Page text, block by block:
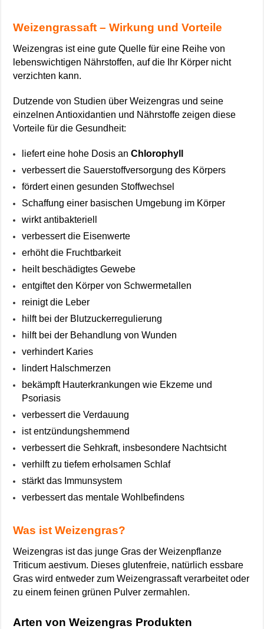
Weizengrassaft – Wirkung und Vorteile
Weizengras ist eine gute Quelle für eine Reihe von
lebenswichtigen Nährstoffen, auf die Ihr Körper nicht
verzichten kann.
Dutzende von Studien über Weizengras und seine
einzelnen Antioxidantien und Nährstoffe zeigen diese
Vorteile für die Gesundheit:
liefert eine hohe Dosis anChlorophyll
verbessert die Sauerstoffversorgung des Körpers
fördert einen gesunden Stoffwechsel
Schaffung einer basischen Umgebung im Körper
wirkt antibakteriell
verbessert die Eisenwerte
erhöht die Fruchtbarkeit
heilt beschädigtes Gewebe
entgiftet den Körper von Schwermetallen
reinigt die Leber
hilft bei der Blutzuckerregulierung
hilft bei der Behandlung von Wunden
verhindert Karies
lindert Halschmerzen
bekämpft Hauterkrankungen wie Ekzeme und
Psoriasis
verbessert die Verdauung
ist entzündungshemmend
verbessert die Sehkraft, insbesondere Nachtsicht
verhilft zu tiefem erholsamen Schlaf
stärkt das Immunsystem
verbessert das mentale Wohlbefindens
Was ist Weizengras?
Weizengras ist das junge Gras der Weizenpflanze
Triticum aestivum. Dieses glutenfreie, natürlich essbare
Gras wird entweder zum Weizengrassaft verarbeitet oder
zu einem feinen grünen Pulver zermahlen.
Arten von Weizengras Produkten